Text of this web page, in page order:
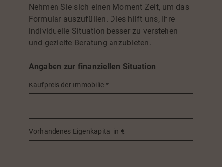
Nehmen Sie sich einen Moment Zeit, um das
Formular auszufüllen. Dies hilft uns, Ihre
individuelle Situation besser zu verstehen
und gezielte Beratung anzubieten.
Angaben zur finanziellen Situation
Kaufpreis der Immobilie *
Vorhandenes Eigenkapital in €